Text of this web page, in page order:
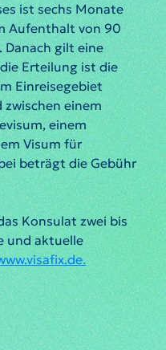
ist sechs Monate
Aufenthalt von 90
Danach gilt eine
Erteilung ist die
Einreisegebiet
einem
einem
Visum für
beträgt die Gebühr
Konsulat zwei bis
und aktuelle